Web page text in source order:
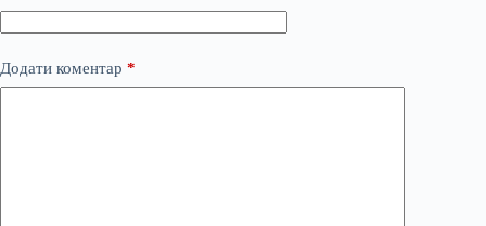
Додати коментар *